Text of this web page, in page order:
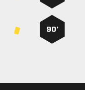
90’